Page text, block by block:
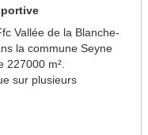
Vallée de la Blanche-
la commune Seyne
227000 m².
sur plusieurs